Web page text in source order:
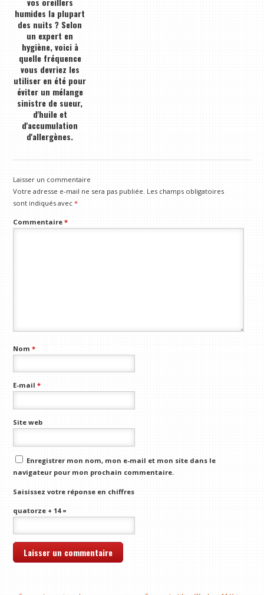
humides la plupart
des nuits ? Selon
un expert en
hygiène, voici à
quelle fréquence
vous devriez les
utiliser en été pour
éviter un mélange
sinistre de sueur,
d'huile et
d'accumulation
d'allergènes.
Laisser un commentaire
Votre adresse e-mail ne sera pas publiée. Les champs obligatoires
sont indiqués avec*
Commentaire*
Nom*
E-mail*
Site web
Enregistrer mon nom, mon e-mail et mon site dans le
navigateur pour mon prochain commentaire.
Saisissez votre réponse en chiffres
quatorze + 14 =